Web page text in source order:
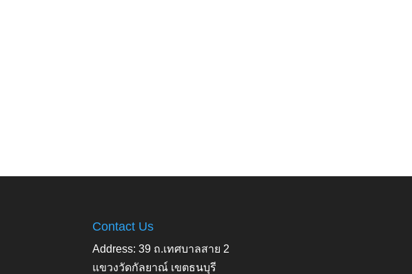
Contact Us
Address: 39 ถ.เทศบาลสาย 2
แขวงวัดกัลยาณ์ เขตธนบุรี